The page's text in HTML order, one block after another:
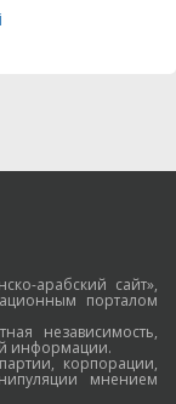
арабский сайт»,
порталом
независимость,
информации.
корпорации,
мнением